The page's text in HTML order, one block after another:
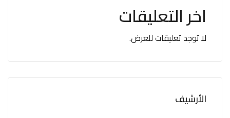
اخر التعليقات
لا توجد تعليقات للعرض.
الأرشيف